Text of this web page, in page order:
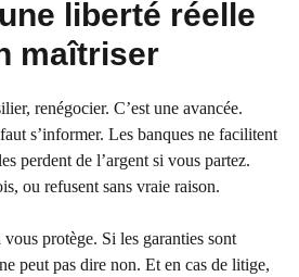
liberté réelle
maîtriser
renégocier. C’est une avancée.
s’informer. Les banques ne facilitent
perdent de l’argent si vous partez.
ou refusent sans vraie raison.
protège. Si les garanties sont
peut pas dire non. Et en cas de litige,